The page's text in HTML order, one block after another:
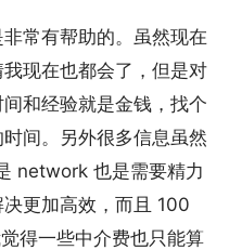
常有帮助的。虽然现在
现在也都会了，但是对
和经验就是金钱，找个
间。另外很多信息虽然
network 也是需要精力
更加高效，而且 100
得一些中介费也只能算